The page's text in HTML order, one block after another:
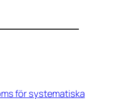
för systematiska